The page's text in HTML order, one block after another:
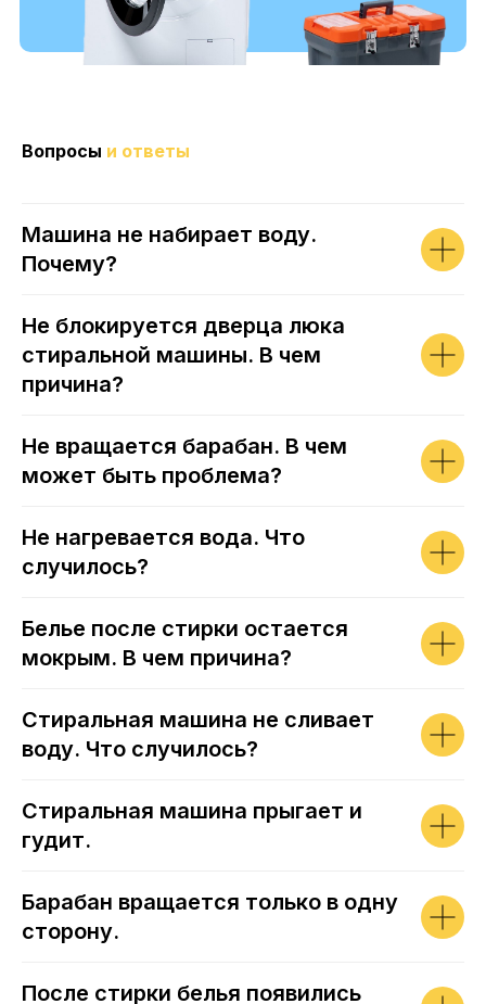
Вопросы и ответы
Машина не набирает воду.
Почему?
Не блокируется дверца люка
стиральной машины. В чем
причина?
Не вращается барабан. В чем
может быть проблема?
Не нагревается вода. Что
случилось?
Белье после стирки остается
мокрым. В чем причина?
Стиральная машина не сливает
воду. Что случилось?
Стиральная машина прыгает и
гудит.
Барабан вращается только в одну
сторону.
После стирки белья появились